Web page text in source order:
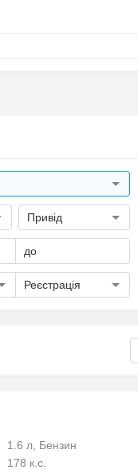
Привід
до
Реєстрація
1.6 л, Бензин
178 к.с.